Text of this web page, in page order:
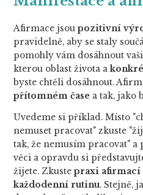
Afirmace jsou pozitivní
pravidelně, aby se staly
pomohly vám dosáhnout
kterou oblast života a
byste chtěli dosáhnout.
přítomném čase a tak, jako
Uvedeme si příklad. Místo
nemuset pracovat" zkuste
tak, že nemusím pracovat"
věci a opravdu si
žijete. Zkuste praxi afirmací
každodenní rutinu. Stejně,